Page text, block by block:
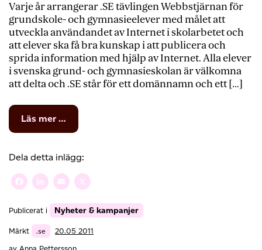
Varje år arrangerar .SE tävlingen Webbstjärnan för
grundskole- och gymnasieelever med målet att
utveckla användandet av Internet i skolarbetet och
att elever ska få bra kunskap i att publicera och
sprida information med hjälp av Internet. Alla elever
i svenska grund- och gymnasieskolan är välkomna
att delta och .SE står för ett domännamn och ett […]
Läs mer …
Final
Webbstjärnan
2011
Dela detta inlägg:
Facebook
LinkedIn
Email
Publicerat i Nyheter & kampanjer
Märkt .se
20.05 2011